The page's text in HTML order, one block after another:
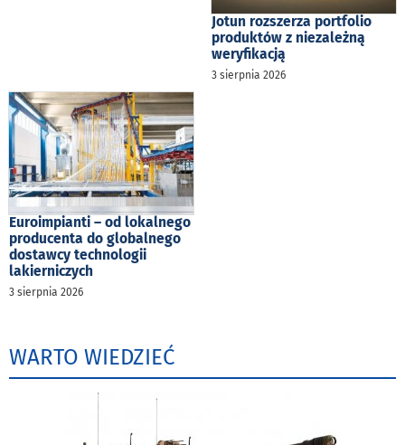
Jotun rozszerza portfolio
produktów z niezależną
weryfikacją
3 sierpnia 2026
Euroimpianti – od lokalnego
producenta do globalnego
dostawcy technologii
lakierniczych
3 sierpnia 2026
WARTO WIEDZIEĆ